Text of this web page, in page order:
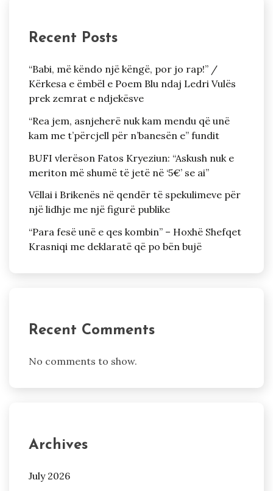
Recent Posts
“Babi, më këndo një këngë, por jo rap!” /
Kërkesa e ëmbël e Poem Blu ndaj Ledri Vulës
prek zemrat e ndjekësve
“Rea jem, asnjeherë nuk kam mendu që unë
kam me t’përcjell për n’banesën e” fundit
BUFI vlerëson Fatos Kryeziun: “Askush nuk e
meriton më shumë të jetë në ‘5€’ se ai”
Vëllai i Brikenës në qendër të spekulimeve për
një lidhje me një figurë publike
“Para fesë unë e qes kombin” – Hoxhë Shefqet
Krasniqi me deklaratë që po bën bujë
Recent Comments
No comments to show.
Archives
July 2026